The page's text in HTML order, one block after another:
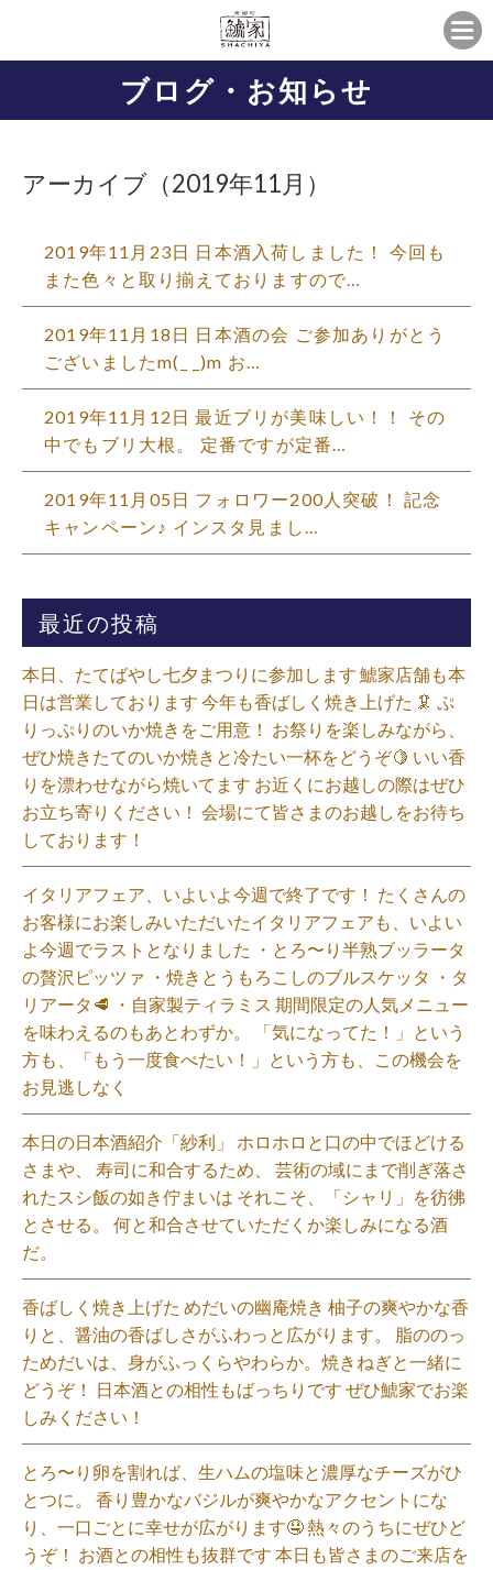
ブログ・お知らせ
アーカイブ（2019年11月）
2019年11月23日 日本酒入荷しました！ 今回も
また色々と取り揃えておりますので…
2019年11月18日 日本酒の会 ご参加ありがとう
ございましたm(_ _)m お…
2019年11月12日 最近ブリが美味しい！！ その
中でもブリ大根。 定番ですが定番…
2019年11月05日 フォロワー200人突破！ 記念
キャンペーン♪ インスタ見まし…
最近の投稿
本日、たてばやし七夕まつりに参加します 鯱家店舗も本
日は営業しております️ 今年も香ばしく焼き上げた 🦑 ぷ
りっぷりのいか焼きをご用意！ お祭りを楽しみながら、
ぜひ焼きたてのいか焼きと冷たい一杯をどうぞ🍋 いい香
りを漂わせながら焼いてます お近くにお越しの際はぜひ
お立ち寄りください！ 会場にて皆さまのお越しをお待ち
しております！
イタリアフェア、いよいよ今週で終了です！ たくさんの
お客様にお楽しみいただいたイタリアフェアも、いよい
よ今週でラストとなりました ・とろ〜り半熟ブッラータ
の贅沢ピッツァ ・焼きとうもろこしのブルスケッタ ・タ
リアータ🥩 ・自家製ティラミス 期間限定の人気メニュー
を味わえるのもあとわずか。 「気になってた！」という
方も、「もう一度食べたい！」という方も、この機会を
お見逃しなく⁡
本日の日本酒紹介「紗利」 ホロホロと口の中でほどける
さまや、 寿司に和合するため、 芸術の域にまで削ぎ落さ
れたスシ飯の如き佇まいは それこそ、「シャリ」を彷彿
とさせる。 何と和合させていただくか楽しみになる酒
だ。⁡
香ばしく焼き上げた めだいの幽庵焼き 柚子の爽やかな香
りと、醤油の香ばしさがふわっと広がります。 脂ののっ
ためだいは、身がふっくらやわらか。焼きねぎと一緒に
どうぞ！ 日本酒との相性もばっちりです ぜひ鯱家でお楽
しみください！⁡
とろ〜り卵を割れば、生ハムの塩味と濃厚なチーズがひ
とつに。 香り豊かなバジルが爽やかなアクセントにな
り、一口ごとに幸せが広がります🤤 熱々のうちにぜひど
うぞ！ お酒との相性も抜群です 本日も皆さまのご来店を